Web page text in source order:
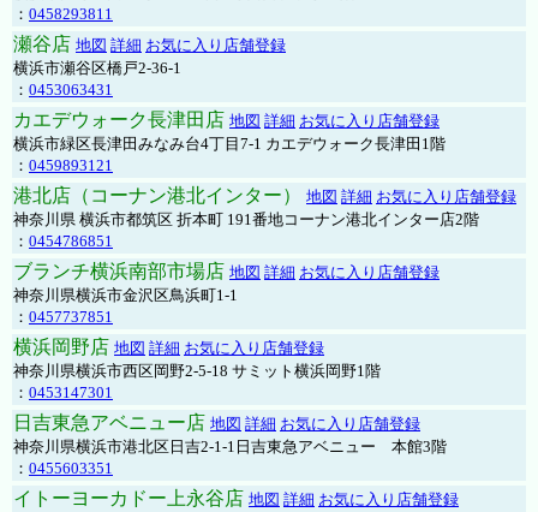
： 0458293811
瀬谷店 地図 詳細 お気に入り店舗登録
横浜市瀬谷区橋戸2-36-1
： 0453063431
カエデウォーク長津田店 地図 詳細 お気に入り店舗登録
横浜市緑区長津田みなみ台4丁目7-1 カエデウォーク長津田1階
： 0459893121
港北店（コーナン港北インター） 地図 詳細 お気に入り店舗登録
神奈川県 横浜市都筑区 折本町 191番地コーナン港北インター店2階
： 0454786851
ブランチ横浜南部市場店 地図 詳細 お気に入り店舗登録
神奈川県横浜市金沢区鳥浜町1-1
： 0457737851
横浜岡野店 地図 詳細 お気に入り店舗登録
神奈川県横浜市西区岡野2-5-18 サミット横浜岡野1階
： 0453147301
日吉東急アベニュー店 地図 詳細 お気に入り店舗登録
神奈川県横浜市港北区日吉2-1-1日吉東急アベニュー 本館3階
： 0455603351
イトーヨーカドー上永谷店 地図 詳細 お気に入り店舗登録